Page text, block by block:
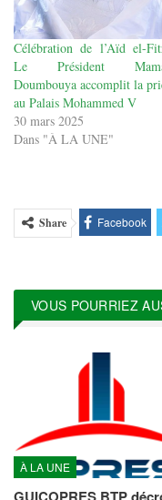
Célébration de l’Aïd el-
Le Président
Doumbouya accomplit la
au Palais Mohammed V
30 mars 2025
Dans "À LA UNE"
Share Facebook
VOUS POURRIEZ
À LA UNE